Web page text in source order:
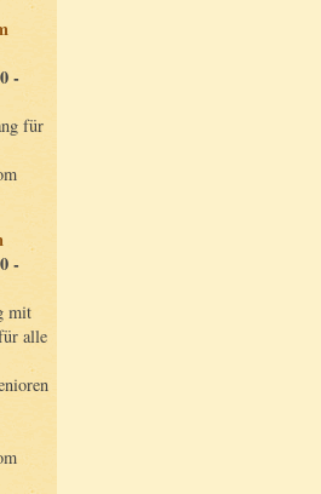
-
für
-
mit
alle